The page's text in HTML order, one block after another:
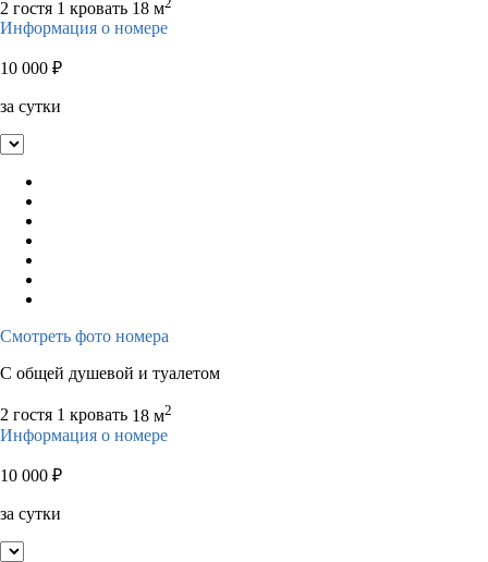
2 гостя 1 кровать 18 м
Информация о номере
10 000 ₽
за сутки
Смотреть фото номера
С общей душевой и туалетом
2 гостя 1 кровать 18 м2
Информация о номере
10 000 ₽
за сутки